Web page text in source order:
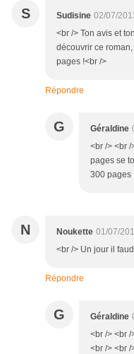
S Sudisine 02/07/
<br /> Ton avis et
découvrir ce
pages !<br />
Répondre
G Géraldine
<br /> <br
pages se
300 pages
N Noukette 01/07/
<br /> Un jour il
Répondre
G Géraldine
<br /> <br
<br /> <br /